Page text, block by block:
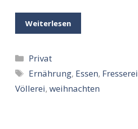
Weiterlesen
Kategorien
Privat
Schlagwörter
Ernährung, Essen, Fresserei
Völlerei, weihnachten